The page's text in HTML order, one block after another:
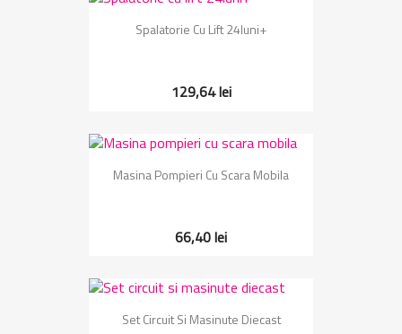
Spalatorie Cu Lift 24luni+
129,64 lei
Masina Pompieri Cu Scara Mobila
66,40 lei
Set Circuit Si Masinute Diecast